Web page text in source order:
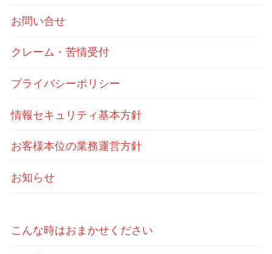
お問い合せ
クレーム・苦情受付
プライバシーポリシー
情報セキュリティ基本方針
お客様本位の業務運営方針
お知らせ
こんな時はおまかせください